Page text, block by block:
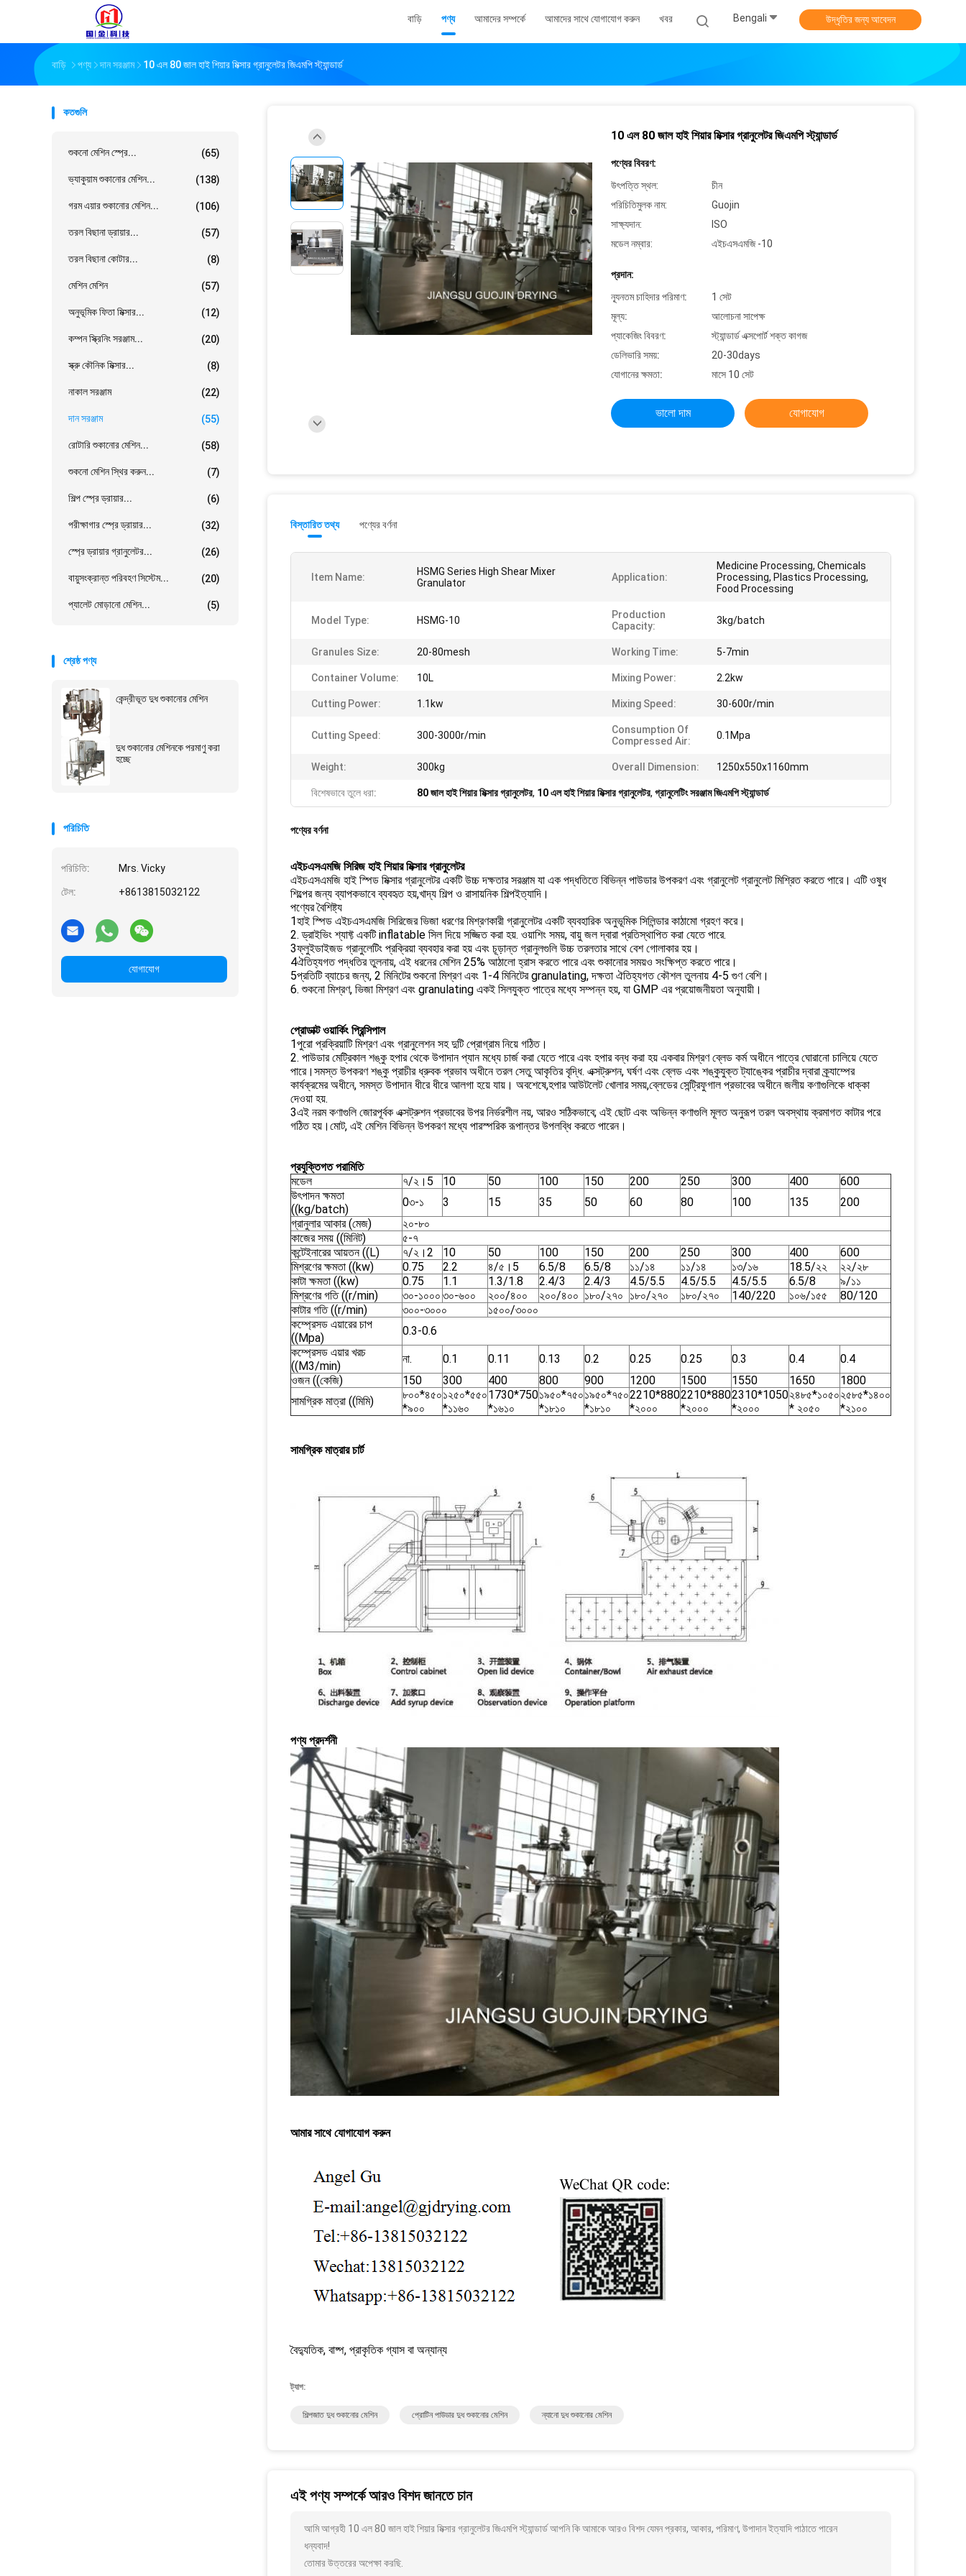
বাড়ি পণ্য আমাদের সম্পর্কে আমাদের সাথে যোগাযোগ করুন খবর Bengali উদ্ধৃতির জন্য আবেদন
বাড়ি পণ্য দান সরঞ্জাম 10 এল 80 জাল হাই শিয়ার মিক্সার গ্রানুলেটর জিএমপি স্ট্যান্ডার্ড
কতগুলি
শুকনো মেশিন স্প্রে... (65)
ভ্যাকুয়াম শুকানোর মেশিন... (138)
গরম এয়ার শুকানোর মেশিন... (106)
তরল বিছানা ড্রায়ার... (57)
তরল বিছানা কোটার... (8)
মেশিন মেশিন (57)
অনুভূমিক ফিতা মিক্সার... (12)
কম্পন স্ক্রিনিং সরঞ্জাম... (20)
স্ক্রু কৌনিক মিক্সার... (8)
নাকাল সরঞ্জাম (22)
দান সরঞ্জাম (55)
রোটারি শুকানোর মেশিন... (58)
শুকনো মেশিন স্থির করুন... (7)
শিল্প স্প্রে ড্রায়ার... (6)
পরীক্ষাগার স্প্রে ড্রায়ার... (32)
স্প্রে ড্রায়ার গ্রানুলেটর... (26)
বায়ুসংক্রান্ত পরিবহণ সিস্টেম... (20)
প্যালেট মোড়ানো মেশিন... (5)
শ্রেষ্ঠ পণ্য
কেন্দ্রীভূত দুধ শুকানোর মেশিন
দুধ শুকানোর মেশিনকে পরমাণু করা
হচ্ছে
পরিচিতি
পরিচিতি: Mrs. Vicky
টেল: +8613815032122
যোগাযোগ
10 এল 80 জাল হাই শিয়ার মিক্সার গ্রানুলেটর জিএমপি স্ট্যান্ডার্ড
পণ্যের বিবরণ:
উৎপত্তি স্থল:
চীন
পরিচিতিমুলক নাম:
Guojin
সাক্ষ্যদান:
ISO
মডেল নম্বার:
এইচএসএমজি -10
প্রদান:
ন্যূনতম চাহিদার পরিমাণ:
1 সেট
মূল্য:
আলোচনা সাপেক্ষ
প্যাকেজিং বিবরণ:
স্ট্যান্ডার্ড এক্সপোর্ট শক্ত কাগজ
ডেলিভারি সময়:
20-30days
যোগানের ক্ষমতা:
মাসে 10 সেট
ভালো দাম যোগাযোগ
বিস্তারিত তথ্য পণ্যের বর্ণনা
Item Name:
HSMG Series High Shear Mixer
Granulator
Application:
Medicine Processing, Chemicals
Processing, Plastics Processing,
Food Processing
Model Type: HSMG-10
Production
Capacity:
3kg/batch
Granules Size: 20-80mesh Working Time: 5-7min
Container Volume: 10L Mixing Power: 2.2kw
Cutting Power: 1.1kw Mixing Speed: 30-600r/min
Cutting Speed: 300-3000r/min
Consumption Of
Compressed Air:
0.1Mpa
Weight: 300kg Overall Dimension: 1250x550x1160mm
বিশেষভাবে তুলে ধরা: 80 জাল হাই শিয়ার মিক্সার গ্রানুলেটর, 10 এল হাই শিয়ার মিক্সার গ্রানুলেটর, গ্রানুলেটিং সরঞ্জাম জিএমপি স্ট্যান্ডার্ড
পণ্যের বর্ণনা
এইচএসএমজি সিরিজ হাই শিয়ার মিক্সার গ্রানুলেটর
এইচএসএমজি হাই স্পিড মিক্সার গ্রানুলেটর একটি উচ্চ দক্ষতার সরঞ্জাম যা এক পদ্ধতিতে বিভিন্ন পাউডার উপকরণ এবং গ্রানুলেট গ্রানুলেট মিশ্রিত করতে পারে। এটি ওষুধ
শিল্পের জন্য ব্যাপকভাবে ব্যবহৃত হয়,খাদ্য শিল্প ও রাসায়নিক শিল্পইত্যাদি।
পণ্যের বৈশিষ্ট্য
1হাই স্পিড এইচএসএমজি সিরিজের ভিজা ধরণের মিশ্রণকারী গ্রানুলেটর একটি ব্যবহারিক অনুভূমিক সিলিন্ডার কাঠামো গ্রহণ করে।
2. ড্রাইভিং শ্যাফ্ট একটি inflatable সিল দিয়ে সজ্জিত করা হয়. ওয়াশিং সময়, বায়ু জল দ্বারা প্রতিস্থাপিত করা যেতে পারে.
3ফ্লুইডাইজড গ্রানুলেটিং প্রক্রিয়া ব্যবহার করা হয় এবং চূড়ান্ত গ্রানুলগুলি উচ্চ তরলতার সাথে বেশ গোলাকার হয়।
4ঐতিহ্যগত পদ্ধতির তুলনায়, এই ধরনের মেশিন 25% আঠালো হ্রাস করতে পারে এবং শুকানোর সময়ও সংক্ষিপ্ত করতে পারে।
5প্রতিটি ব্যাচের জন্য, 2 মিনিটের শুকনো মিশ্রণ এবং 1-4 মিনিটের granulating, দক্ষতা ঐতিহ্যগত কৌশল তুলনায় 4-5 গুণ বেশি।
6. শুকনো মিশ্রণ, ভিজা মিশ্রণ এবং granulating একই সিলযুক্ত পাত্রে মধ্যে সম্পন্ন হয়, যা GMP এর প্রয়োজনীয়তা অনুযায়ী।
প্রোডাক্ট ওয়ার্কিং প্রিন্সিপাল
1পুরো প্রক্রিয়াটি মিশ্রণ এবং গ্রানুলেশন সহ দুটি প্রোগ্রাম নিয়ে গঠিত।
2. পাউডার মেট্রিকাল শঙ্কু হপার থেকে উপাদান প্যান মধ্যে চার্জ করা যেতে পারে এবং হপার বন্ধ করা হয় একবার মিশ্রণ ব্লেড কর্ম অধীনে পাত্রে ঘোরানো চালিয়ে যেতে
পারে।সমস্ত উপকরণ শঙ্কু প্রাচীর ধ্রুবক প্রভাব অধীনে তরল সেতু আকৃতির বৃদ্ধি. এক্সট্রুশন, ঘর্ষণ এবং ব্লেড এবং শঙ্কুযুক্ত ট্যাঙ্কের প্রাচীর দ্বারা ক্র্যাম্পের
কার্যক্রমের অধীনে, সমস্ত উপাদান ধীরে ধীরে আলগা হয়ে যায়। অবশেষে,হপার আউটলেট খোলার সময়,ব্লেডের সেন্ট্রিফুগাল প্রভাবের অধীনে জলীয় কণাগুলিকে ধাক্কা
দেওয়া হয়.
3এই নরম কণাগুলি জোরপূর্বক এক্সট্রুশন প্রভাবের উপর নির্ভরশীল নয়, আরও সঠিকভাবে; এই ছোট এবং অভিন্ন কণাগুলি মূলত অনুরূপ তরল অবস্থায় ক্রমাগত কাটার পরে
গঠিত হয়।মোট, এই মেশিন বিভিন্ন উপকরণ মধ্যে পারস্পরিক রূপান্তর উপলব্ধি করতে পারেন।
প্রযুক্তিগত পরামিতি
মডেল
৭/২।5 10 50 100 150 200 250 300 400
600
উৎপাদন ক্ষমতা
((kg/batch)
0৩-১ 3 15 35 50 60 80 100 135
200
গ্রানুলার আকার (মেজ)
২০-৮০
কাজের সময় ((মিনিট)
৫-৭
কন্টেইনারের আয়তন ((L)
৭/২।2 10 50 100 150 200 250 300 400
600
মিশ্রণের ক্ষমতা ((kw)
0.75 2.2 ৪/৫।5 6.5/8 6.5/8 ১১/১৪ ১১/১৪ ১৩/১৬ 18.5/২২
২২/২৮
কাটা ক্ষমতা ((kw)
0.75 1.1 1.3/1.8 2.4/3 2.4/3 4.5/5.5 4.5/5.5 4.5/5.5 6.5/8
৯/১১
মিশ্রণের গতি ((r/min)
৩০-১০০০ ৩০-৬০০ ২০০/৪০০ ২০০/৪০০ ১৮০/২৭০ ১৮০/২৭০ ১৮০/২৭০ 140/220 ১০৬/১৫৫
80/120
কাটার গতি ((r/min)
৩০০-৩০০০
১৫০০/৩০০০
কম্প্রেসড এয়ারের চাপ
((Mpa)
0.3-0.6
কম্প্রেসড এয়ার খরচ
((M3/min)
না. 0.1 0.11 0.13 0.2 0.25 0.25 0.3 0.4
0.4
ওজন ((কেজি)
150 300 400 800 900 1200 1500 1550 1650
1800
সামগ্রিক মাত্রা ((মিমি)
৮০০*৪৫০
*৯০০
১২৫০*৫৫০
*১১৬০
1730*750
*১৬১০
১৯৫০*৭৫০
*১৮১০
১৯৫০*৭৫০
*১৮১০
2210*880
*২০০০
2210*880
*২০০০
2310*1050
*২০০০
২৪৮৫*১০৫০
* ২০৫০
২৫৮৫*১৪০০
*২১০০
সামগ্রিক মাত্রার চার্ট
পণ্য প্রদর্শনী
আমার সাথে যোগাযোগ করুন
বৈদ্যুতিক, বাষ্প, প্রাকৃতিক গ্যাস বা অন্যান্য
ট্যাগ:
শিল্পজাত দুধ শুকানোর মেশিন প্রোটিন পাউডার দুধ শুকানোর মেশিন ন্যানো দুধ শুকানোর মেশিন
এই পণ্য সম্পর্কে আরও বিশদ জানতে চান
আমি আগ্রহী 10 এল 80 জাল হাই শিয়ার মিক্সার গ্রানুলেটর জিএমপি স্ট্যান্ডার্ড আপনি কি আমাকে আরও বিশদ যেমন প্রকার, আকার, পরিমাণ, উপাদান ইত্যাদি পাঠাতে পারেন
ধন্যবাদ!
তোমার উত্তরের অপেক্ষা করছি.